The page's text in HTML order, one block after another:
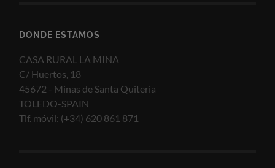
DONDE ESTAMOS
CASA RURAL LA MINA
C/ Huertos, 18
45672 - Minas de Santa Quiteria
TOLEDO-SPAIN
Tlf. móvil: (+34) 620 861 871